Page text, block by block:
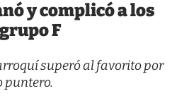
y complicó a los
F
superó al favorito por
puntero.